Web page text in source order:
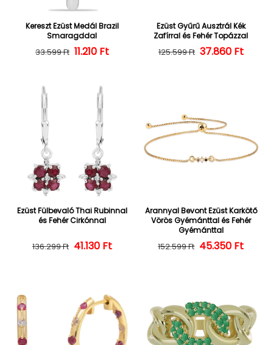
Kereszt Ezüst Medál Brazil
Smaragddal
Normál ár
33.599 Ft Kedvezményes ár
11.210 Ft
Ezüst Gyűrű Ausztrál Kék
Zafírral és Fehér Topázzal
Normál ár
125.599 Ft 37.860 Ft
Ezüst Fülbevaló Thai Rubinnal
és Fehér Cirkónnal
Normál ár
136.299 Ft Kedvezményes ár
41.130 Ft
Arannyal Bevont Ezüst Karkötő
Vörös Gyémánttal és Fehér
Gyémánttal
Normál ár
152.599 Ft 45.350 Ft